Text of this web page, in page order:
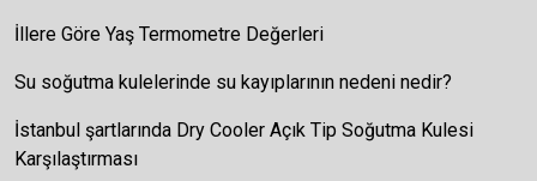
İllere Göre Yaş Termometre Değerleri
Su soğutma kulelerinde su kayıplarının nedeni nedir?
İstanbul şartlarında Dry Cooler Açık Tip Soğutma Kulesi
Karşılaştırması